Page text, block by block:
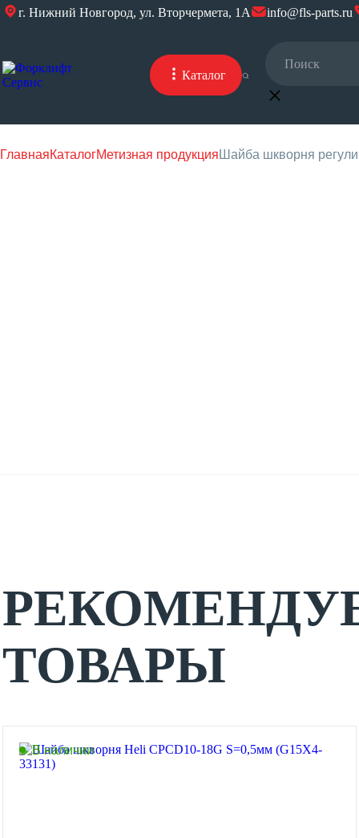
г. Нижний Новгород, ул. Вторчермета, 1А info@fls-parts.ru
Каталог
ГлавнаяКаталогМетизная продукция Шайба шкворня
ТОВАРЫ
В наличии